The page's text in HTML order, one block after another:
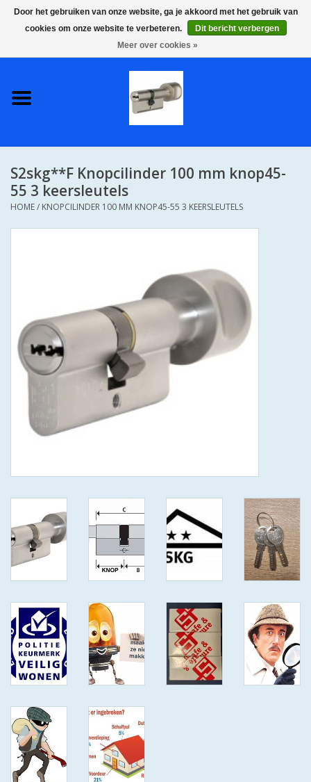
0 Artikelen - €0,00
S2 COMPLETE VEILIGE
SKG**
IEDERE GEWENSTE MAAT MET
S2 CILINDERSLOTEN IN IEDERE
GEWENSTE MAAT MET
KEERSLEUTEL
(GAATJES)VEILIGE
GENUMMERDE SLEUTELS
ISEO F 6 EXTRA S
VEILIGE SLEUTELS SKG***
ISEO F 6 EXTRA S
ANTIKERNTREK IN IEDERE
GEWENSTE MAAT MET
ISEO F9 ANTIKERNTREK IN
IEDERE GEWENSTE MAAT MET
GEWONE SLEUTELS MET
CERTIFICAAT SKG***
BOLD ELECTRONISCHE
CILINDERS OPEN JE SLOT MET
TELEFOON OF CLICKER WIFI
AFSTAND.
S2skg**F Knopcilinder 100 mm knop45-
55 3 keersleutels
HOME/ KNOPCILINDER 100 MM KNOP45-55 3 KEERSLEUTELS
Door het gebruiken van onze website, ga je akkoord met het gebruik van
cookies om onze website te verbeteren.
Dit bericht verbergen
Meer over cookies »